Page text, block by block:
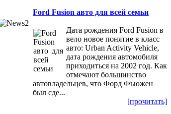
Ford Fusion авто для всей семьи
Дата рождения Ford Fusion в
вело новое понятие в класс
авто: Urban Activity Vehicle,
дата рождения автомобиля
приходиться на 2002 год. Как
отмечают большинство
автовладельцев, что Форд Фьюжен
был сде...
[прочитать]